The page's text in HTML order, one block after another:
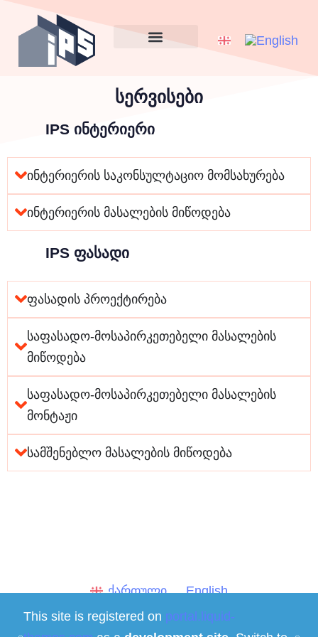
სერვისები
IPS ინტერიერი
ინტერიერის საკონსულტაციო მომსახურება
ინტერიერის მასალების მიწოდება
IPS ფასადი
ფასადის პროექტირება
საფასადო-მოსაპირკეთებელი მასალების
მიწოდება
საფასადო-მოსაპირკეთებელი მასალების
მონტაჟი
სამშენებლო მასალების მიწოდება
ქართული English
სოციალური მედია
This site is registered on portal.liquid-